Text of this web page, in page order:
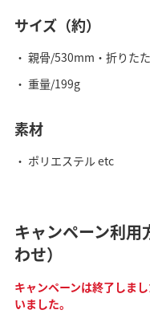
サイズ（約）
親骨/530mm・折りた
重量/199g
素材
ポリエステル etc
キャンペーン利
わせ）
キャンペーンは終了しま
いました。